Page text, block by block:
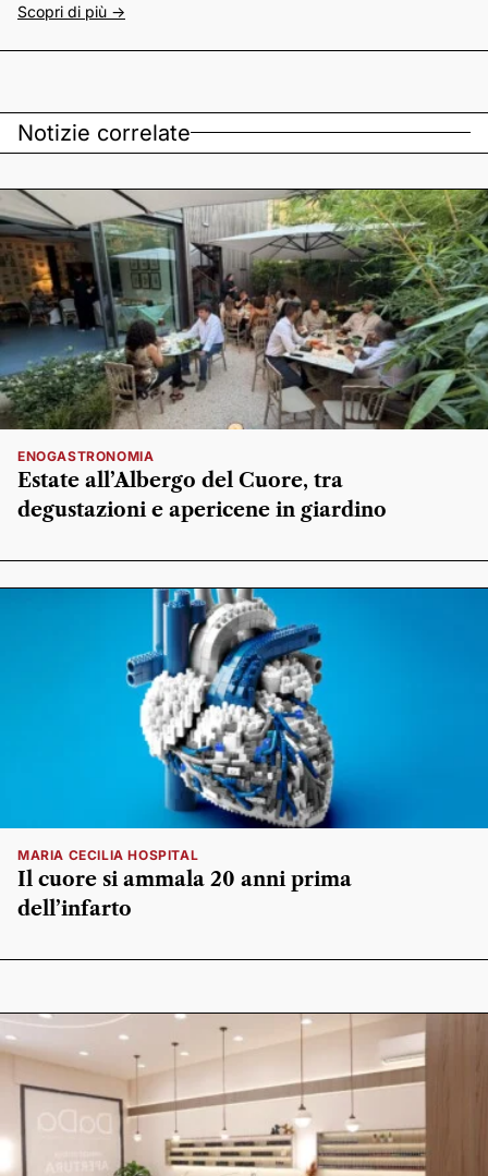
Scopri di più ->
Notizie correlate
ENOGASTRONOMIA
Estate all’Albergo del Cuore, tra
degustazioni e apericene in giardino
MARIA CECILIA HOSPITAL
Il cuore si ammala 20 anni prima
dell’infarto